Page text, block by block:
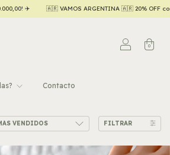
efectivo/transferencia 💵 Hasta 6 CUOTAS
0
Contacto
FILTRAR